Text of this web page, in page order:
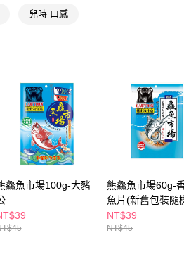
認證，即可結帳。
再付款。
享後付」後，將跳轉至「AFTEE先享後付」
金額後，即可完成結帳。
繳費通知簡訊。
，點擊此簡訊中的連結，可透過四大超商／
行付款，方視為交易完成。
需立刻繳費，但若您需要取消訂單，請聯絡
享後付 」之結帳頁面顯示為準，若有關於
退款等相關疑問，請聯繫「AFTEE先享後付
support/home
上)免運費
上)免運費
上)免運費
兒時 口感
鱻魚市場100g-大豬
熊鱻魚市場60g-
魚片(新舊包裝隨
貨)
NT$39
NT$45